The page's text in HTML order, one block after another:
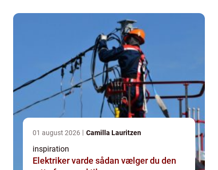
01 august 2026 Camilla Lauritzen
inspiration
Elektriker varde sådan vælger du den